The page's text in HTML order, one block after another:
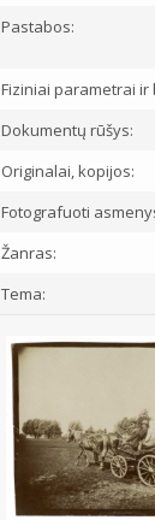
Pastabos:
Fiziniai parametrai ir
Dokumentų rūšys:
Originalai, kopijos:
Fotografuoti
Žanras:
Tema: